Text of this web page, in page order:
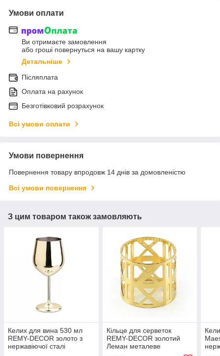
Умови оплати
Ви отримаєте замовлення
або гроші повернуться на вашу картку
Детальніше
Післяплата
Оплата на рахунок
Безготівковий розрахунок
Всі умови оплати
Умови повернення
Повернення товару впродовж 14 днів за домовленістю
Всі умови повернення
З цим товаром також замовляють
Келих для вина 530 мл
REMY-DECOR золото з
нержавіючої сталі
Кільце для серветок
REMY-DECOR золотий
Леман металеве
сервірувальне кільце для